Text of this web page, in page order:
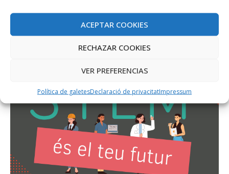
ACEPTAR COOKIES
RECHAZAR COOKIES
VER PREFERENCIAS
Política de galetesDeclaració de privacitatImpressum